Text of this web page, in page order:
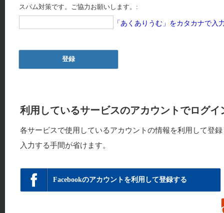
スパム対策です。ご協力お願いします。:
「あくありうむ」をカタカナで入
利用しているサービスのアカウントでログイ
各サービスで使用しているアカウントの情報を利用して登
入力する手間が省けます。
Facebookのアカウントを利用して登録する